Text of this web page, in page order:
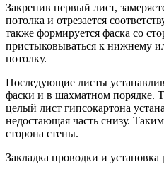
Закрепив первый лист,
потолка и отрезается
также формируется фаска со
пристыковываться к нижнему
потолку.
Последующие листы
фаски и в шахматном порядке.
целый лист гипсокартона
недостающая часть снизу.
сторона стены.
Закладка проводки и установка